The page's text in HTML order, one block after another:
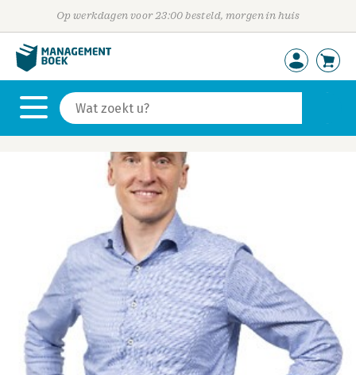
Op werkdagen voor 23:00 besteld, morgen in huis